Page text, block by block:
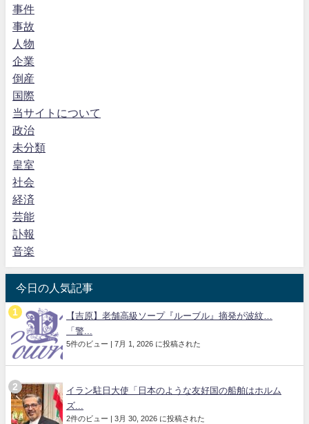
事件
事故
人物
企業
倒産
国際
当サイトについて
政治
未分類
皇室
社会
経済
芸能
訃報
音楽
今日の人気記事
【吉原】老舗高級ソープ『ルーブル』摘発が波紋…
「警...
5件のビュー 7月 1, 2026 に投稿された
イラン駐日大使「日本のような友好国の船舶はホルム
ズ...
2件のビュー 3月 30, 2026 に投稿された